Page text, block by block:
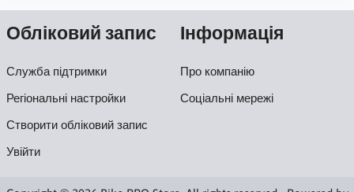
Обліковий запис
Служба підтримки
Регіональні настройки
Створити обліковий запис
Увійти
Інформація
Про компанію
Соціальні мережі